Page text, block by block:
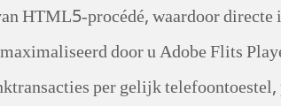
HTML5-procédé, waardoor
door u Adobe Flits
per gelijk